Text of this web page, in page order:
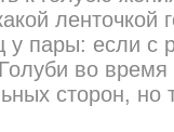
ленточкой
у пары: если с
во
сторон, но